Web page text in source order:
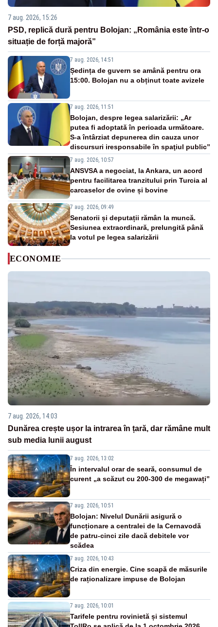
7 aug. 2026, 15:26
PSD, replică dură pentru Bolojan: „România este într-o
situație de forță majoră”
7 aug. 2026, 14:51
Ședința de guvern se amână pentru ora
15:00. Bolojan nu a obținut toate avizele
7 aug. 2026, 11:51
Bolojan, despre legea salarizării: „Ar
putea fi adoptată în perioada următoare.
S-a întârziat depunerea din cauza unor
discursuri iresponsabile în spaţiul public”
7 aug. 2026, 10:57
ANSVSA a negociat, la Ankara, un acord
pentru facilitarea tranzitului prin Turcia al
carcaselor de ovine și bovine
7 aug. 2026, 09:49
Senatorii și deputații rămân la muncă.
Sesiunea extraordinară, prelungită până
la votul pe legea salarizării
ECONOMIE
7 aug. 2026, 14:03
Dunărea crește ușor la intrarea în țară, dar rămâne mult
sub media lunii august
7 aug. 2026, 13:02
În intervalul orar de seară, consumul de
curent „a scăzut cu 200-300 de megawați”
7 aug. 2026, 10:51
Bolojan: Nivelul Dunării asigură o
funcționare a centralei de la Cernavodă
de patru-cinci zile dacă debitele vor
scădea
7 aug. 2026, 10:43
Criza din energie. Cine scapă de măsurile
de raționalizare impuse de Bolojan
7 aug. 2026, 10:01
Tarifele pentru rovinietă și sistemul